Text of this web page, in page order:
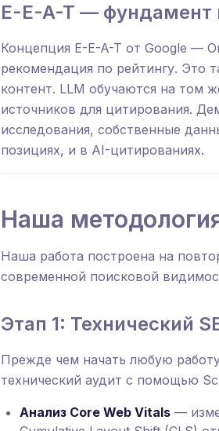
E-E-A-T — фундамент
Концепция E-E-A-T от Google —
рекомендация по рейтингу. Это
контент. LLM обучаются на том
источников для цитирования.
исследования, собственные
позициях, и в AI-цитированиях.
Наша
Наша работа построена на
современной поисковой
Этап 1: Технический
Прежде чем начать любую
технический аудит с помощью
Анализ Core Web Vitals —